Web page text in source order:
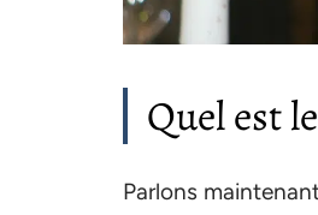
Quel est
Parlons